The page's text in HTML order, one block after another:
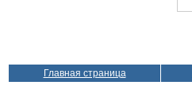
Главная страница